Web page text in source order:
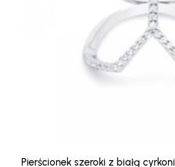
Pierścionek szeroki z białą